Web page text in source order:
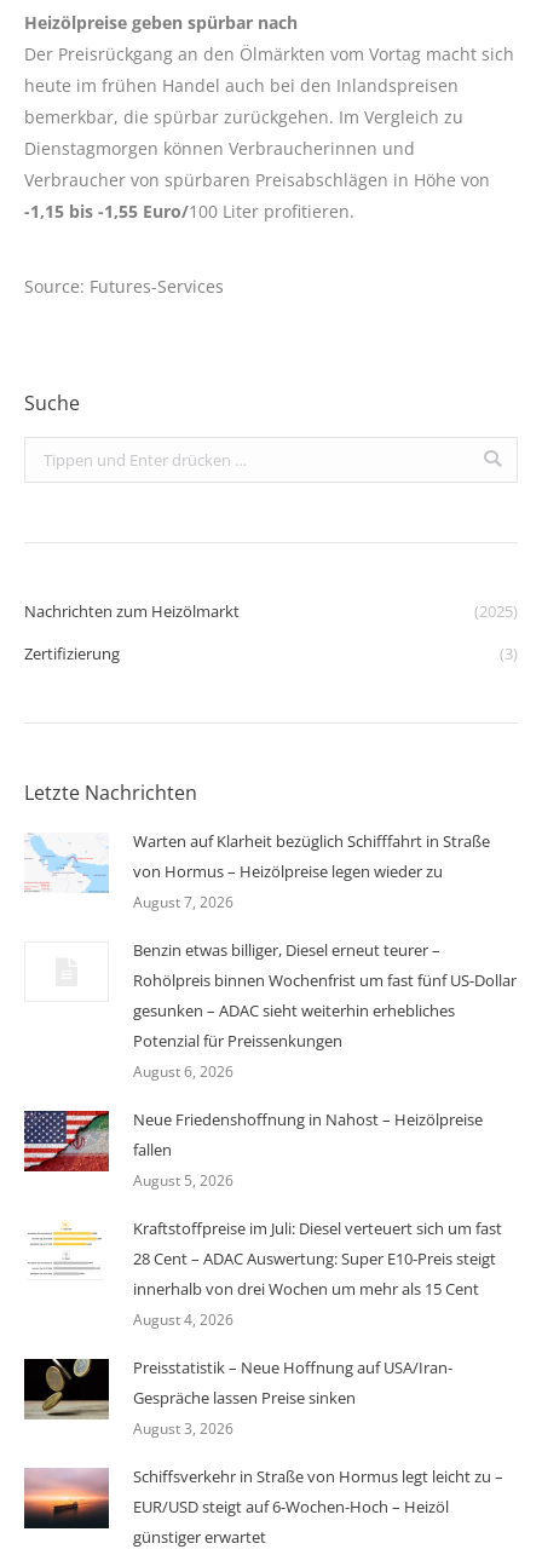
Heizölpreise geben spürbar nach
Der Preisrückgang an den Ölmärkten vom Vortag macht sich
heute im frühen Handel auch bei den Inlandspreisen
bemerkbar, die spürbar zurückgehen. Im Vergleich zu
Dienstagmorgen können Verbraucherinnen und
Verbraucher von spürbaren Preisabschlägen in Höhe von
-1,15 bis -1,55 Euro/100 Liter profitieren.
Source: Futures-Services
Suche
Search:
Nachrichten zum Heizölmarkt
(2025)
Zertifizierung
(3)
Letzte Nachrichten
Warten auf Klarheit bezüglich Schifffahrt in Straße
von Hormus – Heizölpreise legen wieder zu
August 7, 2026
Benzin etwas billiger, Diesel erneut teurer –
Rohölpreis binnen Wochenfrist um fast fünf US-Dollar
gesunken – ADAC sieht weiterhin erhebliches
Potenzial für Preissenkungen
August 6, 2026
Neue Friedenshoffnung in Nahost – Heizölpreise
fallen
August 5, 2026
Kraftstoffpreise im Juli: Diesel verteuert sich um fast
28 Cent – ADAC Auswertung: Super E10-Preis steigt
innerhalb von drei Wochen um mehr als 15 Cent
August 4, 2026
Preisstatistik – Neue Hoffnung auf USA/Iran-
Gespräche lassen Preise sinken
August 3, 2026
Schiffsverkehr in Straße von Hormus legt leicht zu –
EUR/USD steigt auf 6-Wochen-Hoch – Heizöl
günstiger erwartet